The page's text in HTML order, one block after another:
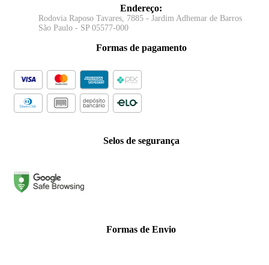
Endereço:
Rodovia Raposo Tavares, 7885 - Jardim Adhemar de Barros
São Paulo - SP 05577-000
Formas de pagamento
Selos de segurança
Formas de Envio